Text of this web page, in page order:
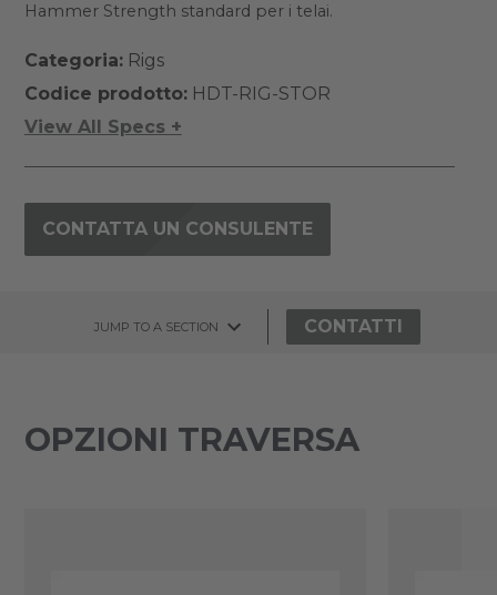
Hammer Strength standard per i telai.
Categoria:Rigs
Codice prodotto:HDT-RIG-STOR
View All Specs +
CONTATTA UN CONSULENTE
JUMP TO A SECTION CONTATTI
OPZIONI TRAVERSA